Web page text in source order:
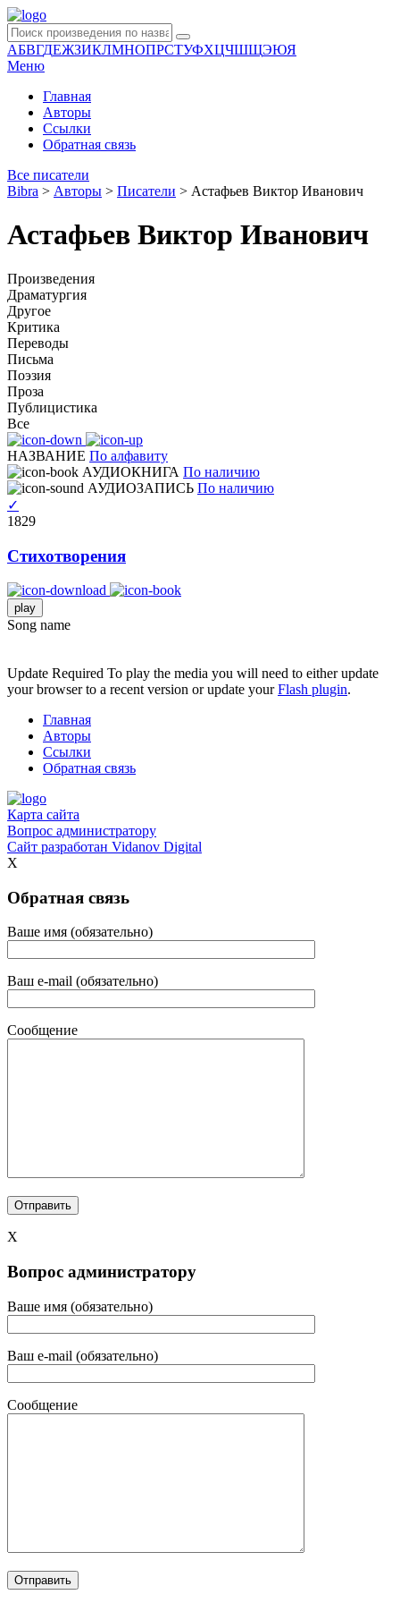
АБВГДЕЖЗИКЛМНОПРСТУФХЦЧШЩЭЮЯ
Меню
Главная
Авторы
Ссылки
Обратная связь
Все писатели
Bibra > Авторы > Писатели > Астафьев Виктор Иванович
Астафьев Виктор Иванович
Произведения
Драматургия
Другое
Критика
Переводы
Письма
Поэзия
Проза
Публицистика
Все
НАЗВАНИЕ По алфавиту
АУДИОКНИГА По наличию
АУДИОЗАПИСЬ По наличию
✓
1829
Стихотворения
play
Song name
Update Required To play the media you will need to either update
your browser to a recent version or update yourFlash plugin.
Главная
Авторы
Ссылки
Обратная связь
Карта сайта
Вопрос администратору
Сайт разработан Vidanov Digital
X
Обратная связь
Ваше имя (обязательно)
Ваш e-mail (обязательно)
Сообщение
X
Вопрос администратору
Ваше имя (обязательно)
Ваш e-mail (обязательно)
Сообщение